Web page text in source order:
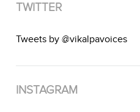
TWITTER
Tweets by @vikalpavoices
INSTAGRAM